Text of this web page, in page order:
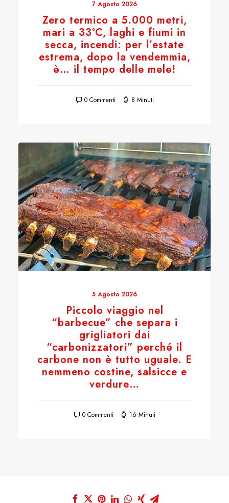
7 Agosto 2026
Zero termico a 5.000 metri,
mari a 33°C, laghi e fiumi in
secca, incendi: per l’estate
estrema, dopo la vendemmia,
è… il tempo delle mele!
0 Commenti 8 Minuti
5 Agosto 2026
Piccolo viaggio nel
“barbecue” che separa i
grigliatori dai
“carbonizzatori” perché il
carbone non è tutto uguale. E
nemmeno costine, salsicce e
verdure…
0 Commenti 16 Minuti